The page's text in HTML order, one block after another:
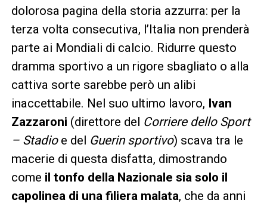
dolorosa pagina della storia azzurra: per la
terza volta consecutiva, l’Italia non prenderà
parte ai Mondiali di calcio. Ridurre questo
dramma sportivo a un rigore sbagliato o alla
cattiva sorte sarebbe però un alibi
inaccettabile. Nel suo ultimo lavoro, Ivan
Zazzaroni (direttore del Corriere dello Sport
– Stadioe del Guerin sportivo) scava tra le
macerie di questa disfatta, dimostrando
come il tonfo della Nazionale sia solo il
capolinea di una filiera malata, che da anni